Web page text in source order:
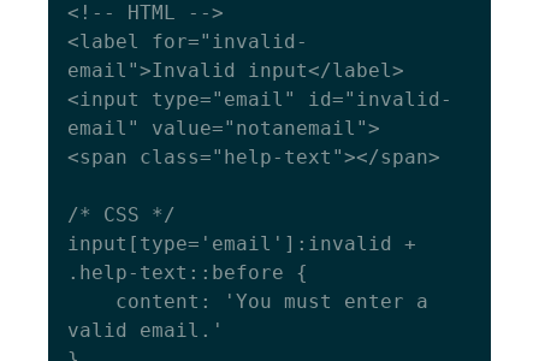
<!-- HTML -->
<label for="invalid-
email">Invalid input</label>
<input type="email" id="invalid-
email" value="notanemail">
<span class="help-text"></span>
/* CSS */
input[type='email']:invalid +
.help-text::before {
valid email.'